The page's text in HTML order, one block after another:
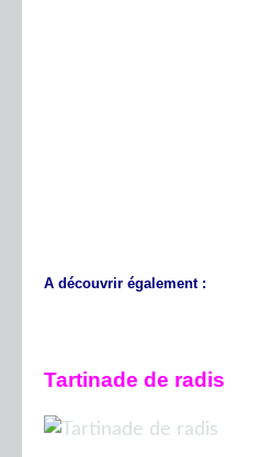
A découvrir également :
Tartinade de radis